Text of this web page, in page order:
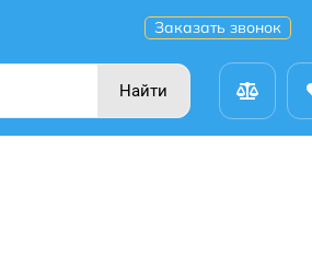
Заказать звонок
Найти